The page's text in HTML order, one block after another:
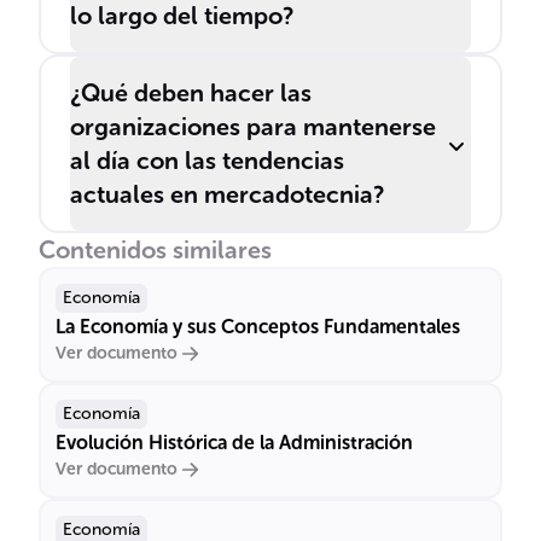
lo largo del tiempo?
¿Qué deben hacer las
organizaciones para mantenerse
al día con las tendencias
actuales en mercadotecnia?
Contenidos similares
Economía
La Economía y sus Conceptos Fundamentales
Ver documento
Economía
Evolución Histórica de la Administración
Ver documento
Economía